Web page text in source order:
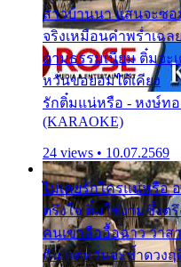
สาวบ้านนา แสนจะซ
จริงเหมือนคำพร่ำเฉ
ตามธรรมเนียม ติ๋มจะ
หวั่นขอยอมได้เคียง
รักติ๋มแน่หรือ - หงษ์ท
(KARAOKE)
24 views • 10.07.2569
ไม่เคยรักใครแน่หรือ
ตรึงใจ ติ๋มใช่งามซึ้งต
คนเขาลืออื้อฉาว ว่าส
กัน แต่หวั่นจะช้ำดวง